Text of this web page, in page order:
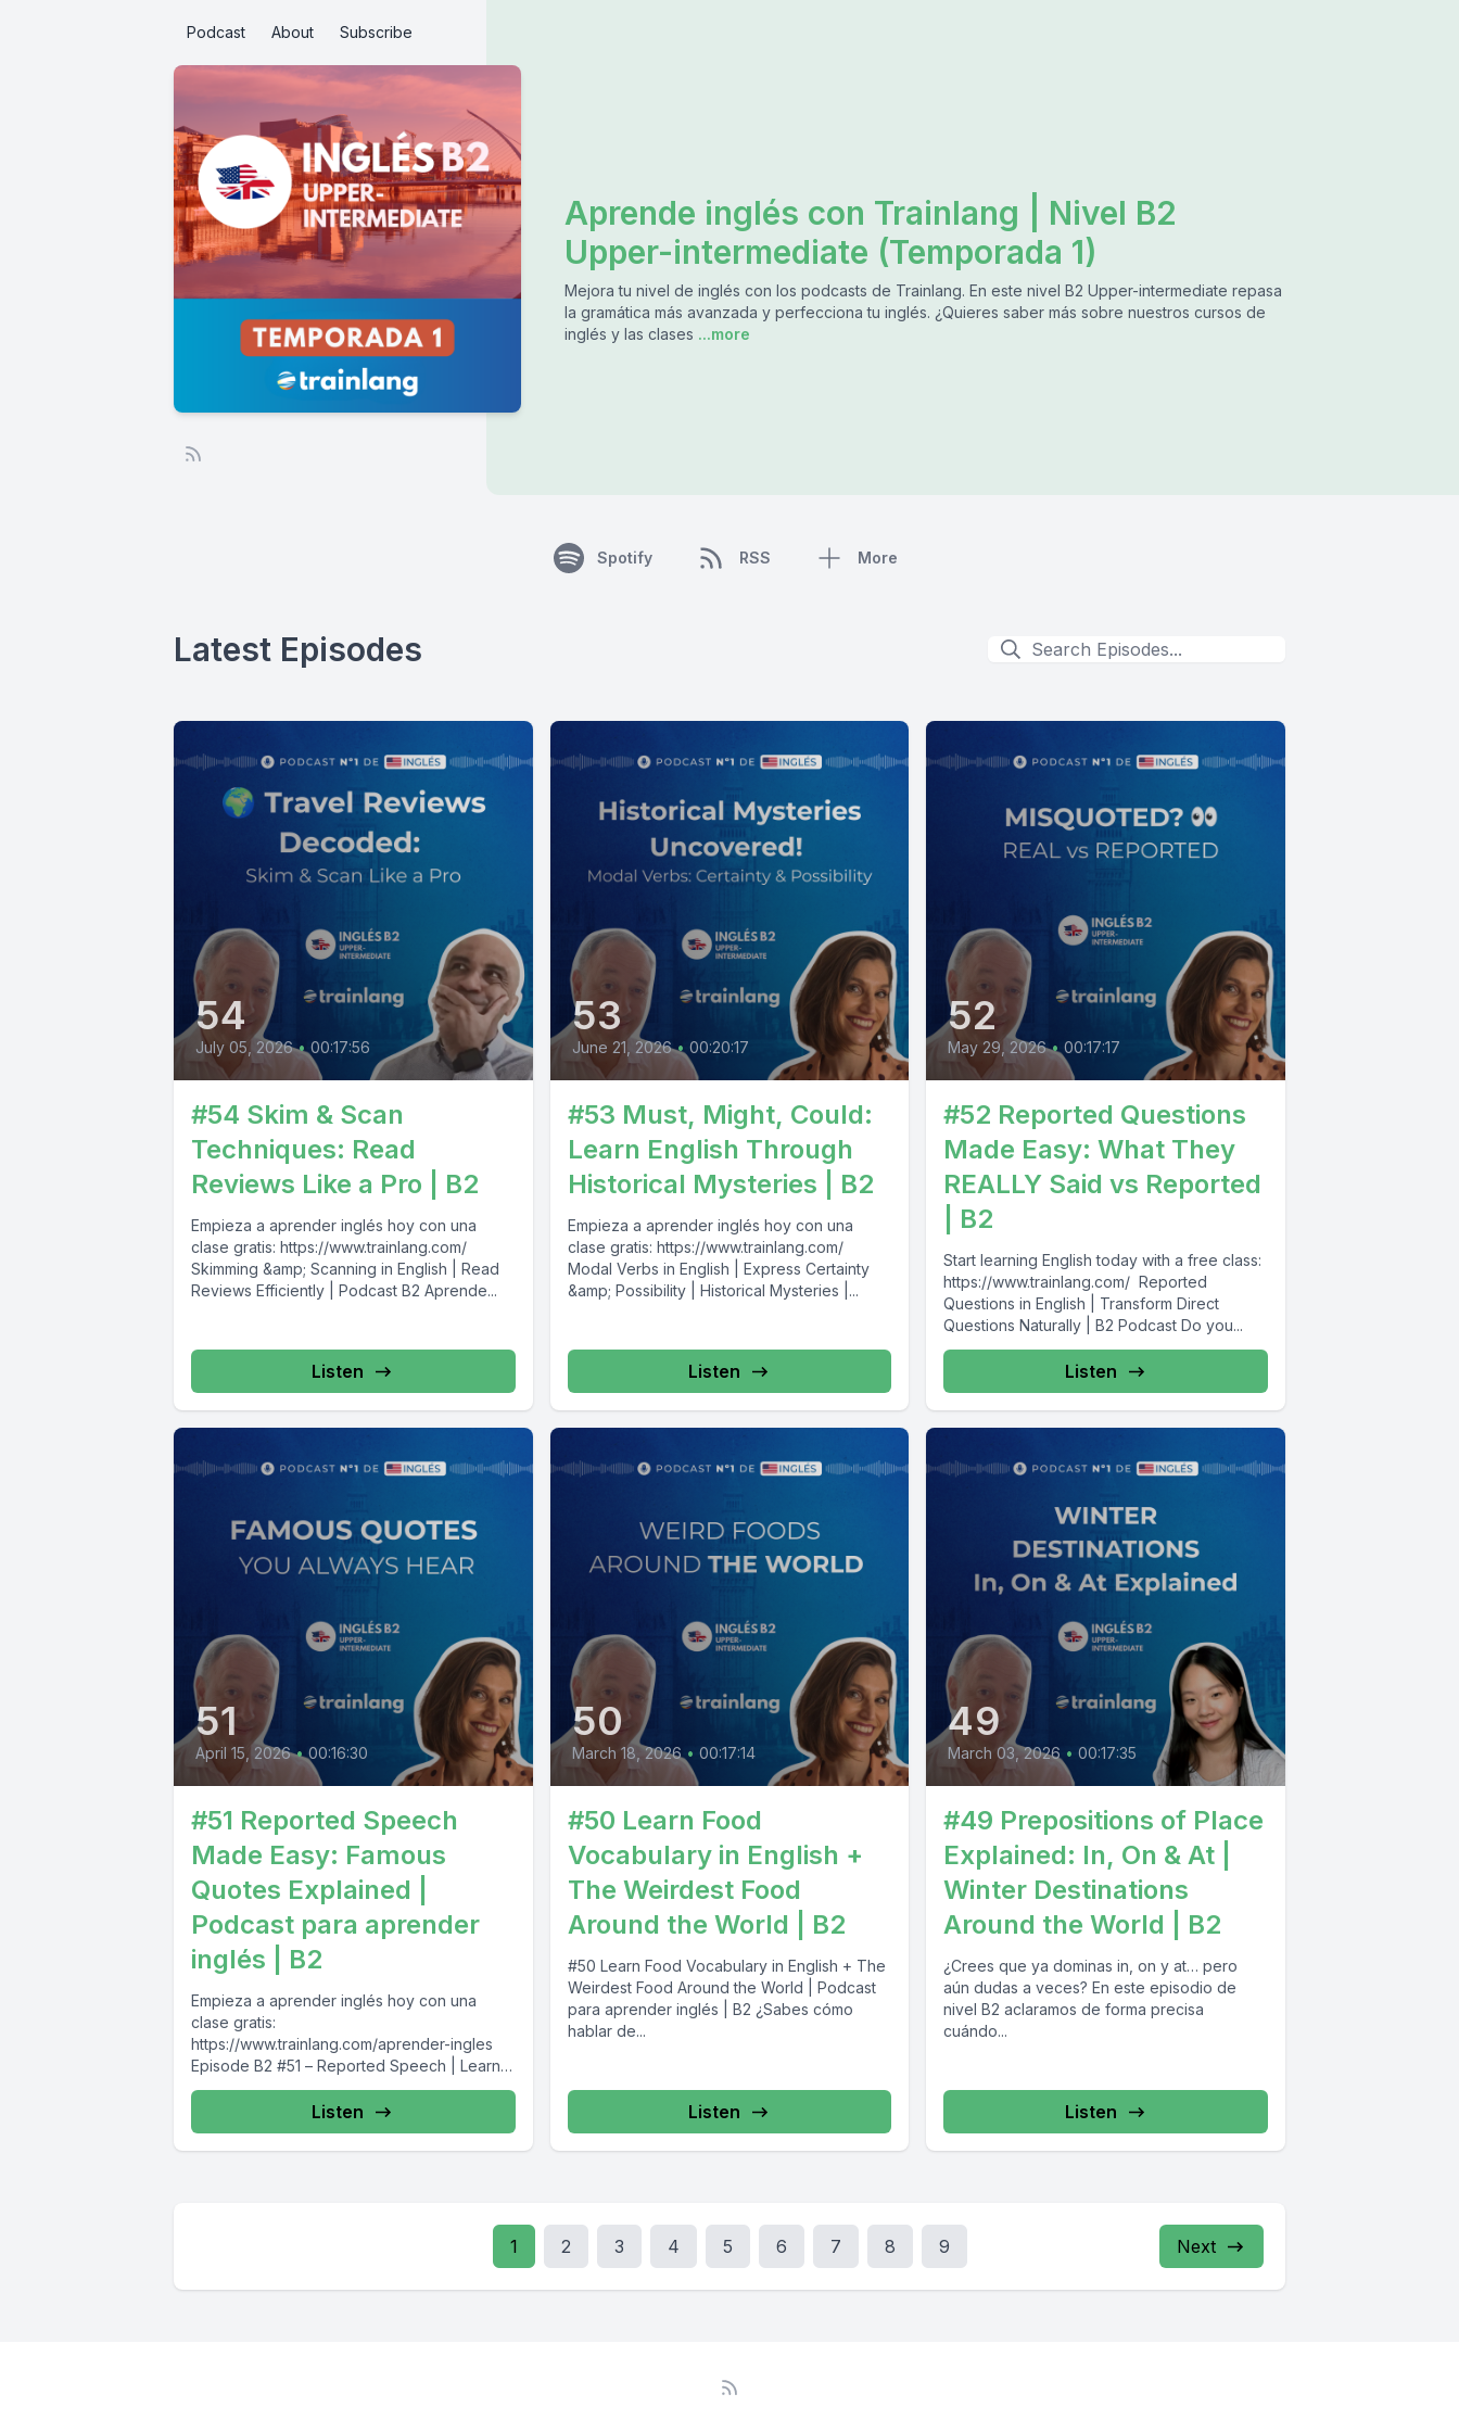
Podcast About Subscribe
Aprende inglés con Trainlang | Nivel B2
Upper-intermediate (Temporada 1)
Mejora tu nivel de inglés con los podcasts de Trainlang. En este nivel B2 Upper-intermediate repasa
la gramática más avanzada y perfecciona tu inglés. ¿Quieres saber más sobre nuestros cursos de
inglés y las clases ...more
Spotify RSS More
Latest Episodes
54
July 05, 2026 • 00:17:56
#54 Skim & Scan
Techniques: Read
Reviews Like a Pro | B2
Empieza a aprender inglés hoy con una
clase gratis: https://www.trainlang.com/ ️
Skimming &amp; Scanning in English | Read
Reviews Efficiently | Podcast B2 Aprende...
Listen
53
June 21, 2026 • 00:20:17
#53 Must, Might, Could:
Learn English Through
Historical Mysteries | B2
Empieza a aprender inglés hoy con una
clase gratis: https://www.trainlang.com/ ️
Modal Verbs in English | Express Certainty
&amp; Possibility | Historical Mysteries |...
Listen
52
May 29, 2026 • 00:17:17
#52 Reported Questions
Made Easy: What They
REALLY Said vs Reported
| B2
Start learning English today with a free class:
https://www.trainlang.com/ ️ Reported
Questions in English | Transform Direct
Questions Naturally | B2 Podcast Do you...
Listen
51
April 15, 2026 • 00:16:30
#51 Reported Speech
Made Easy: Famous
Quotes Explained |
Podcast para aprender
inglés | B2
Empieza a aprender inglés hoy con una
clase gratis:
https://www.trainlang.com/aprender-ingles
Episode B2 #51 – Reported Speech | Learn
English with Famous Quotes | Podcast...
Listen
50
March 18, 2026 • 00:17:14
#50 Learn Food
Vocabulary in English +
The Weirdest Food
Around the World | B2
#50 Learn Food Vocabulary in English + The
Weirdest Food Around the World | Podcast
para aprender inglés | B2 ¿Sabes cómo
hablar de...
Listen
49
March 03, 2026 • 00:17:35
#49 Prepositions of Place
Explained: In, On & At |
Winter Destinations
Around the World | B2
¿Crees que ya dominas in, on y at… pero
aún dudas a veces? En este episodio de
nivel B2 aclaramos de forma precisa
cuándo...
Listen
1 2 3 4 5 6 7 8 9 Next